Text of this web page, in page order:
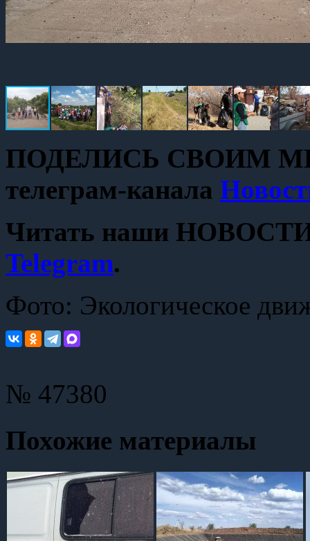
ПОДЕЛИСЬ СВОИМ
телеграм-канала
Читать наши НОВОСТИ
Telegram.
Фото: Экологическое
№ 47380
Похожие материалы